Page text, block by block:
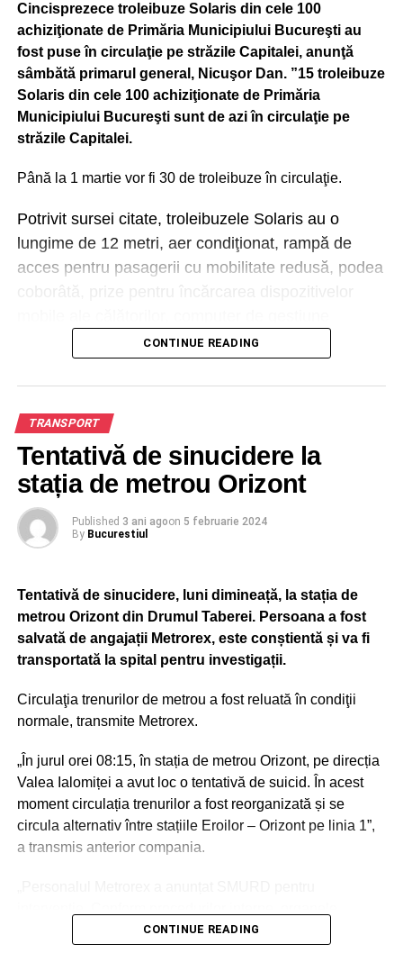
ADVERTISEMENT
Cincisprezece troleibuze Solaris din cele 100
achiziţionate de Primăria Municipiului Bucureşti au
fost puse în circulaţie pe străzile Capitalei, anunţă
sâmbătă primarul general, Nicuşor Dan. ”15 troleibuze
Solaris din cele 100 achiziţionate de Primăria
Municipiului Bucureşti sunt de azi în circulaţie pe
străzile Capitalei.
Până la 1 martie vor fi 30 de troleibuze în circulaţie.
Potrivit sursei citate, troleibuzele Solaris au o
lungime de 12 metri, aer condiţionat, rampă de
acces pentru pasagerii cu mobilitate redusă, podea
management vehicul cu funcţii GPS şi comunicare
de numărare a călătorilor.
Totodată, aceste troleibuze au o autonomie de 20
kilometri, având funcţia de autobuz pe trasee
neelectrificate, iar conectarea/deconectarea la/de la
reţeaua electrificată se face autonom, din cabina
şoferului, arată Nicuşor Dan pe Facebook.
Municipiului Bucureşti a obţinut fonduri nerambursabile
de la Administraţia Fondului pentru Mediu.
CONTINUE READING
TRANSPORT
Tentativă de sinucidere la
stația de metrou Orizont
Published 3 ani agoon 5 februarie 2024
By Bucurestiul
Tentativă de sinucidere, luni dimineață, la stația de
metrou Orizont din Drumul Taberei. Persoana a fost
salvată de angajații Metrorex, este conștientă și va fi
transportată la spital pentru investigații.
Circulaţia trenurilor de metrou a fost reluată în condiţii
normale, transmite Metrorex.
„În jurul orei 08:15, în stația de metrou Orizont, pe direcția
Valea Ialomiței a avut loc o tentativă de suicid. În acest
moment circulația trenurilor a fost reorganizată și se
circula alternativ între stațiile Eroilor – Orizont pe linia 1”,
a transmis anterior compania.
abilitate împreună cu Metrorex vor deschide o anchetă de
CONTINUE READING